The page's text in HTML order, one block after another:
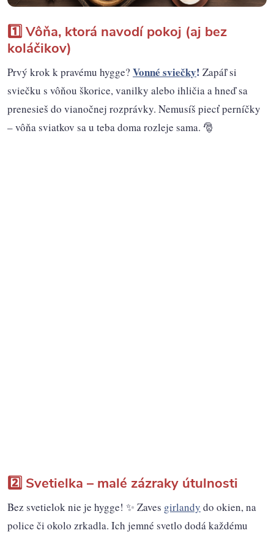
1️⃣ Vôňa, ktorá navodí pokoj (aj bez
koláčikov)
Prvý krok k pravému hygge? Vonné sviečky! Zapáľ si
sviečku s vôňou škorice, vanilky alebo ihličia a hneď sa
prenesieš do vianočnej rozprávky. Nemusíš piecť perníčky
– vôňa sviatkov sa u teba doma rozleje sama. 🎅
2️⃣ Svetielka – malé zázraky útulnosti
Bez svetielok nie je hygge! ✨ Zaves girlandy do okien, na
police či okolo zrkadla. Ich jemné svetlo dodá každému